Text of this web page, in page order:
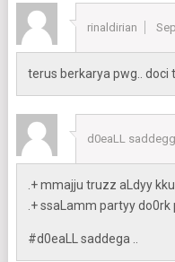
rinaldirian
terus berkarya pwg.. doci
d0eaLL
.+ mmajju truzz aLdyy
.+ ssaLamm partyy do0rk
#d0eaLL saddega ..